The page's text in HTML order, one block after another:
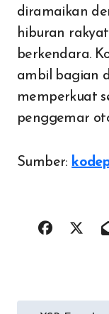
diramaikan
hiburan
berkendara.
ambil bagian
memperkuat
penggemar
Sumber: